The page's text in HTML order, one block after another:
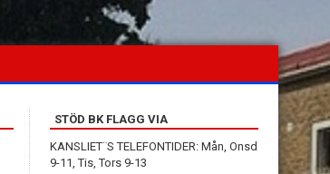
STÖD BK FLAGG VIA
KANSLIET¨S TELEFONTIDER: Mån, Onsd
9-11, Tis, Tors 9-13